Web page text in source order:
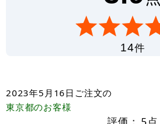
14件
2023年5月16日 ご注文の
東京都のお客様